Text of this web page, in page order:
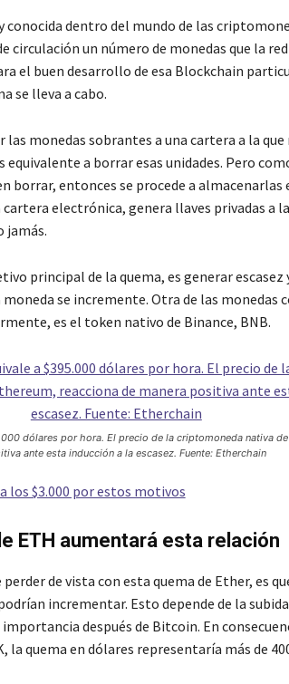
conocida dentro del mundo de las
circulación un número de monedas que la
el buen desarrollo de esa Blockchain
se lleva a cabo.
monedas sobrantes a una cartera a la
equivalente a borrar esas unidades. Pero
borrar, entonces se procede a almacenarlas
electrónica, genera llaves privadas a
jamás.
principal de la quema, es generar escasez
se incremente. Otra de las monedas
es el token nativo de Binance, BNB.
dólares por hora. El precio de la criptomoneda nativa
ante esta inducción a la escasez. Fuente: Etherchain
los $3.000 por estos motivos
ETH aumentará esta relación
perder de vista con esta quema de Ether, es
incrementar. Esto depende de la
después de Bitcoin. En
la quema en dólares representaría más de